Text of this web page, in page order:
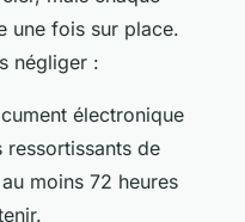
une fois sur place.
négliger :
électronique
de
moins 72 heures